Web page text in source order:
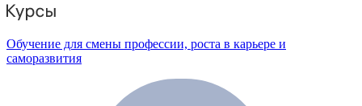
Обучение для смены профессии, роста в карьере и
саморазвития